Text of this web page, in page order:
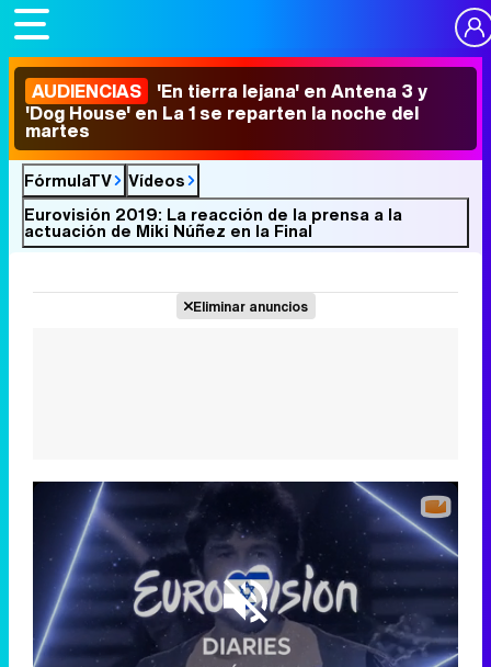
AUDIENCIAS 'En tierra lejana' en Antena 3 y
'Dog House' en La 1 se reparten la noche del
martes
FórmulaTV
Vídeos
Eurovisión 2019: La reacción de la prensa a la
actuación de Miki Núñez en la Final
Eliminar anuncios
Loaded
47.14%